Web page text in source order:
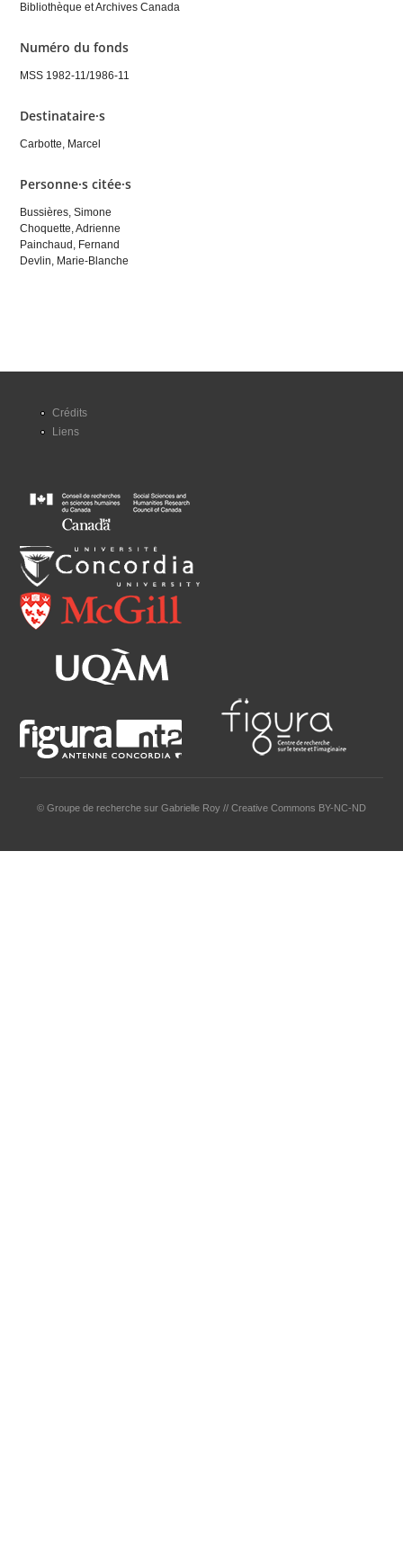
Bibliothèque et Archives Canada
Numéro du fonds
MSS 1982-11/1986-11
Destinataire·s
Carbotte, Marcel
Personne·s citée·s
Bussières, Simone
Choquette, Adrienne
Painchaud, Fernand
Devlin, Marie-Blanche
Crédits
Liens
© Groupe de recherche sur Gabrielle Roy // Creative Commons BY-NC-ND